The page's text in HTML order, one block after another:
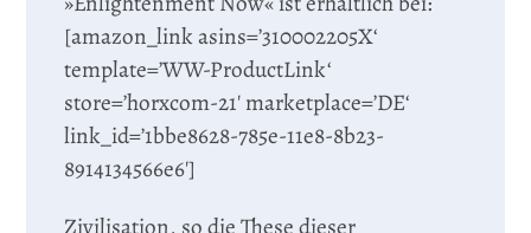
[amazon_link asins=’310002205X‘
template=’WW-ProductLink‘
store=’horxcom-21′ marketplace=’DE‘
link_id=’1bbe8628-785e-11e8-8b23-
8914134566e6′]
Zivilisation, so die These dieser